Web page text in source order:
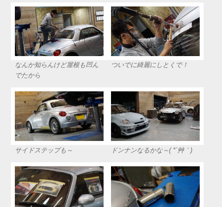
なんか知らんけど屋根も凹ん
でたから
ついでに綺麗にしとくで！
サイドステップも～ ドンナンなるかな～( *´艸｀)